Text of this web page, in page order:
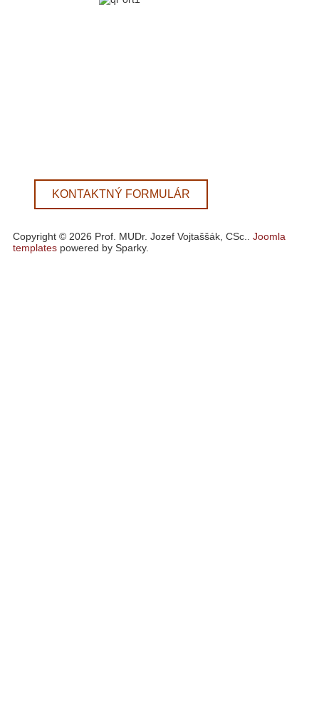
KONTAKTNÝ FORMULÁR
Copyright © 2026 Prof. MUDr. Jozef Vojtaššák, CSc.. Joomla
templates powered by Sparky.